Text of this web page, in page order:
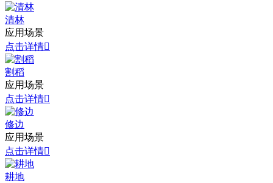
清林
应用场景
点击详情
割稻
应用场景
点击详情
修边
应用场景
点击详情
耕地